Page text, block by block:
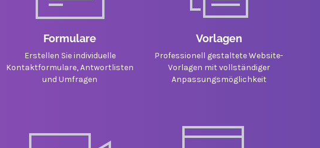
Formulare
Erstellen Sie individuelle
Kontaktformulare, Antwortlisten
und Umfragen
Vorlagen
Professionell gestaltete Website-
Vorlagen mit vollständiger
Anpassungsmöglichkeit